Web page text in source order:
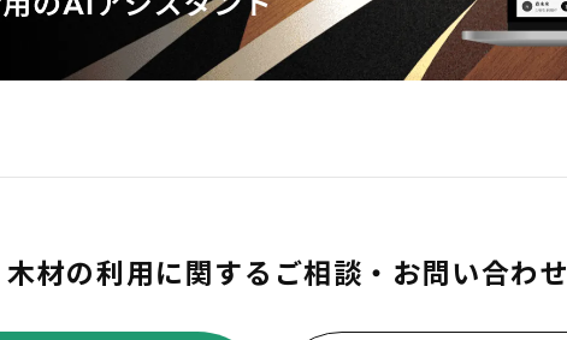
木材の利用に関するご相談・お問い合わせ